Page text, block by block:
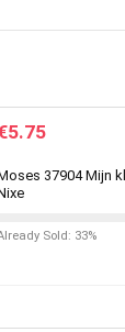
5.75
37904 Mijn
Sold: 33%